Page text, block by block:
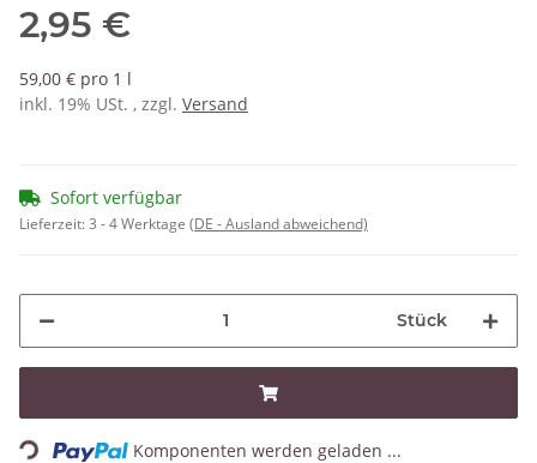
2,95 €
59,00 € pro 1 l
inkl. 19% USt. , zzgl. Versand
Sofort verfügbar
Lieferzeit:3 - 4 Werktage (DE - Ausland abweichend)
Stück
Loading... Komponenten werden geladen ...